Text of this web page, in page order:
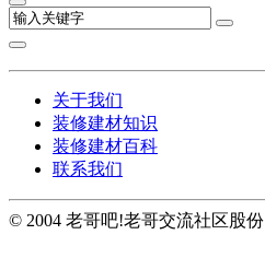
关于我们
装修建材知识
装修建材百科
联系我们
© 2004 老哥吧!老哥交流社区股份